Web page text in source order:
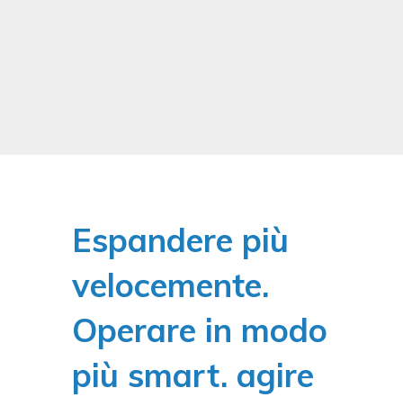
Espandere più
velocemente.
Operare in modo
più smart. agire